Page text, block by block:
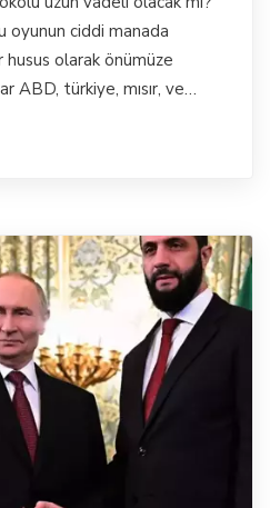
oyunun ciddi manada
olarak önümüze
ABD, türkiye, mısır, ve…